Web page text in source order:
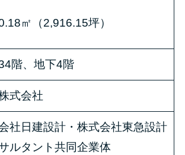
㎡（2,916.15坪）
階、地下4階
式会社
社日建設計・株式会社東急設計
ルタント共同企業体